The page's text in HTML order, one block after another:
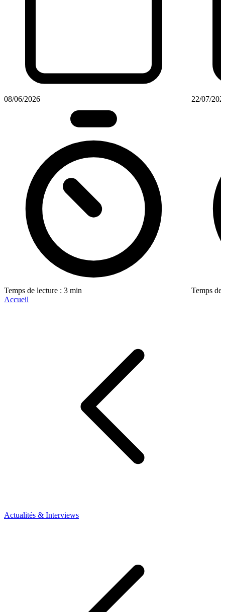
08/06/2026
Temps de lecture : 3 min
22/07/
Temps de
Accueil
Actualités & Interviews